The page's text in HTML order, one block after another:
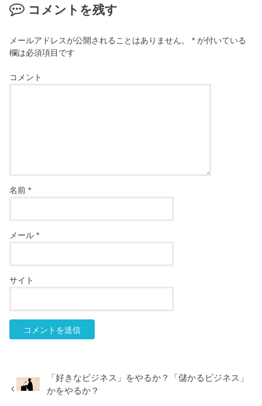
コメントを残す
メールアドレスが公開されることはありません。 * が付いている
欄は必須項目です
コメント
名前*
メール*
サイト
「好きなビジネス」をやるか？「儲かるビジネス」
かをやるか？